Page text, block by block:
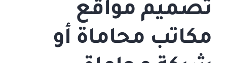
تصميم مواقع
مكاتب محاماة أو